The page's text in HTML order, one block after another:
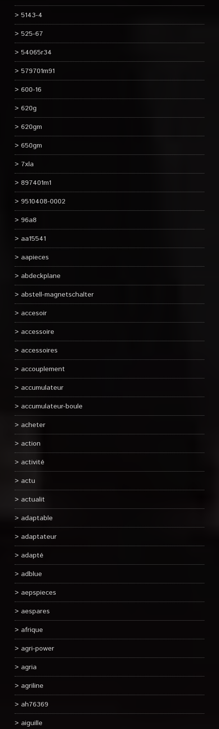
5143-4
525-67
54065r34
579701m91
600-16
620g
620gm
650gm
7xla
897401m1
9510408-0002
96a8
aa15541
aapieces
abdeckplane
abstell-magnetschalter
accesoir
accessoire
accessoires
accouplement
accumulateur
accumulateur-boule
acheter
action
activité
actu
actualit
adaptable
adaptateur
adapté
adblue
aepspieces
aespares
afrique
agri-power
agria
agriline
ah76369
aiguille